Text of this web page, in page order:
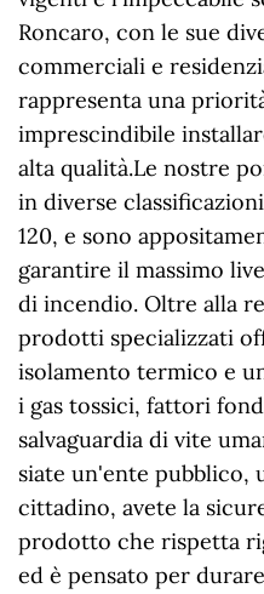
Roncaro, con le sue
commerciali e
rappresenta una
imprescindibile
alta qualità.Le nostre
in diverse
120, e sono
garantire il massimo
di incendio. Oltre alla
prodotti specializzati
isolamento termico e
i gas tossici, fattori
salvaguardia di vite
siate un'ente pubblico,
cittadino, avete la
prodotto che rispetta
ed è pensato per